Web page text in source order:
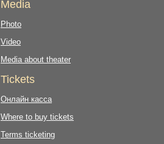
Media
Photo
Video
Media about theater
Tickets
Онлайн касса
Where to buy tickets
Terms ticketing